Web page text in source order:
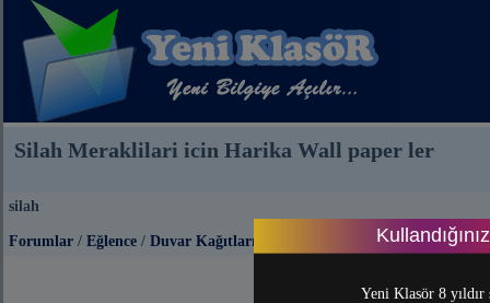
Yeni Klasör 8
Silah Meraklilari icin Harika Wall paper ler
silah
Forumlar / Eğlence / Duvar Kağıtları